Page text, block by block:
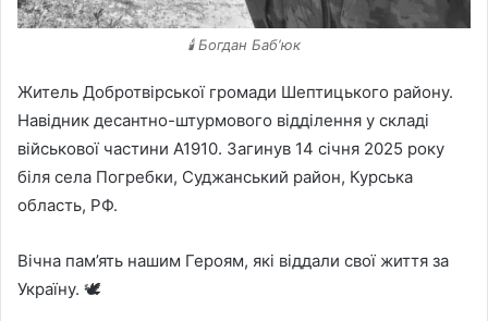
🕯 Богдан Бабʼюк
Житель Добротвірської громади Шептицького району.
Навідник десантно-штурмового відділення у складі
військової частини А1910. Загинув 14 січня 2025 року
біля села Погребки, Суджанський район, Курська
область, РФ.
Вічна пам’ять нашим Героям, які віддали свої життя за
Україну. 🕊